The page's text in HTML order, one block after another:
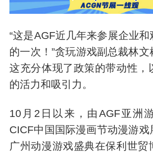
“这是AGF近几年来参展企业和
的一次！”贪玩游戏副总裁林文
这充分体现了政策的带动性，
的活力和吸引力。
10月2日以来，由AGF亚洲
CICF中国国际漫画节动漫游戏
广州动漫游戏盛典在保利世贸